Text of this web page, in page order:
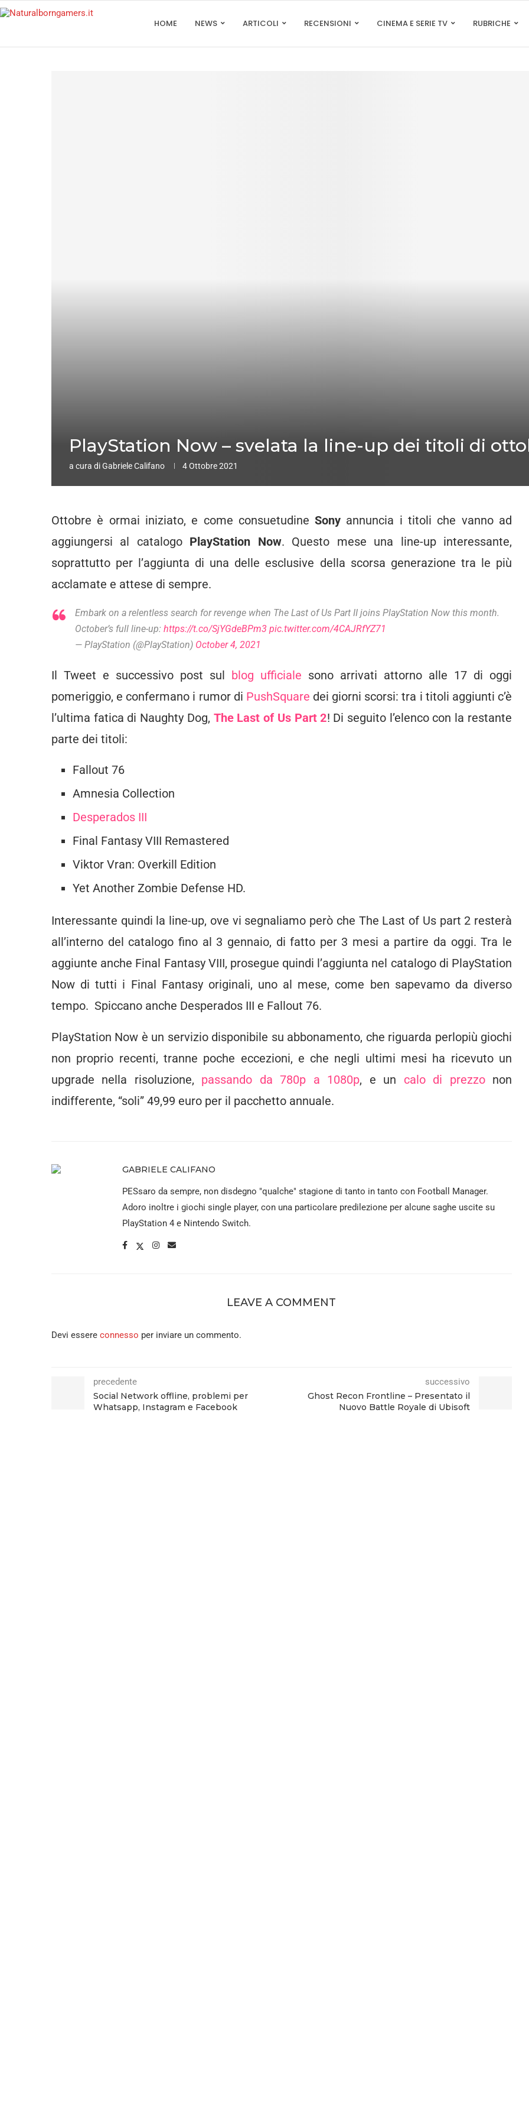
HOME NEWS ARTICOLI RECENSIONI CINEMA E SERIE TV RUBRICHE
PlayStation Now – svelata la line-up dei titoli di
a cura diGabriele Califano 4 Ottobre 2021
Ottobre è ormai iniziato, e come consuetudineSony annuncia i titoli che vanno ad
aggiungersi al catalogo PlayStation Now. Questo mese una line-up interessante,
soprattutto per l’aggiunta di una delle esclusive della scorsa generazione tra le più
acclamate e attese di sempre.
Embark on a relentless search for revenge when The Last of Us Part II joins PlayStation Now this month.
October’s full line-up: https://t.co/SjYGdeBPm3 pic.twitter.com/4CAJRfYZ71
— PlayStation (@PlayStation) October 4, 2021
Il Tweet e successivo post sul blog ufficiale sono arrivati attorno alle 17 di oggi
pomeriggio, e confermano i rumor di PushSquare dei giorni scorsi: tra i titoli aggiunti c’è
l’ultima fatica di Naughty Dog, The Last of Us Part 2! Di seguito l’elenco con la restante
parte dei titoli:
Fallout 76
Amnesia Collection
Desperados III
Final Fantasy VIII Remastered
Viktor Vran: Overkill Edition
Yet Another Zombie Defense HD.
Interessante quindi la line-up, ove vi segnaliamo però che The Last of Us part 2 resterà
all’interno del catalogo fino al 3 gennaio, di fatto per 3 mesi a partire da oggi. Tra le
aggiunte anche Final Fantasy VIII, prosegue quindi l’aggiunta nel catalogo di PlayStation
Now di tutti i Final Fantasy originali, uno al mese, come ben sapevamo da diverso
tempo. Spiccano anche Desperados III e Fallout 76.
PlayStation Now è un servizio disponibile su abbonamento, che riguarda perlopiù giochi
non proprio recenti, tranne poche eccezioni, e che negli ultimi mesi ha ricevuto un
upgrade nella risoluzione, passando da 780p a 1080p, e un calo di prezzonon
indifferente, “soli” 49,99 euro per il pacchetto annuale.
GABRIELE CALIFANO
PESsaro da sempre, non disdegno "qualche" stagione di tanto in tanto con Football Manager.
Adoro inoltre i giochi single player, con una particolare predilezione per alcune saghe uscite su
PlayStation 4 e Nintendo Switch.
LEAVE A COMMENT
Devi essere connesso per inviare un commento.
precedente
Social Network offline, problemi per
Whatsapp, Instagram e Facebook
successivo
Ghost Recon Frontline – Presentato il
Nuovo Battle Royale di Ubisoft